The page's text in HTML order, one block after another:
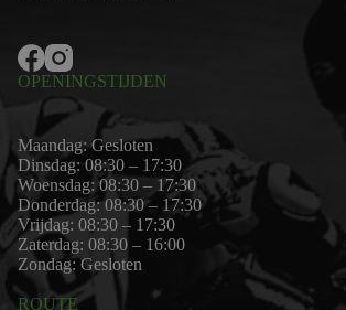
OPENINGSTIJDEN
Maandag: Gesloten
Dinsdag: 08:30 – 17:30
Woensdag: 08:30 – 17:30
Donderdag: 08:30 – 17:30
Vrijdag: 08:30 – 17:30
Zaterdag: 08:30 – 16:00
Zondag: Gesloten
ROUTE